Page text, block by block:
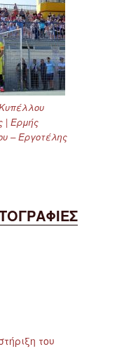
| Ερμής
– Εργοτέλης
του